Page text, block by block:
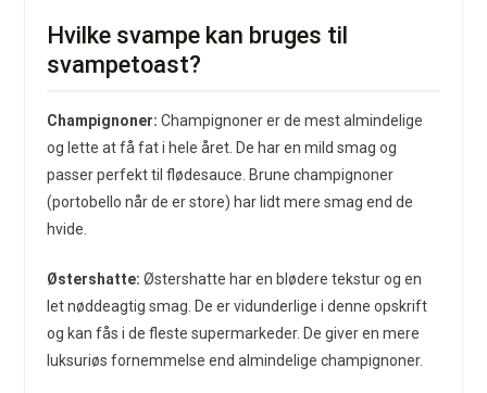
Hvilke svampe kan bruges til
svampetoast?
Champignoner: Champignoner er de mest almindelige
og lette at få fat i hele året. De har en mild smag og
passer perfekt til flødesauce. Brune champignoner
(portobello når de er store) har lidt mere smag end de
hvide.
Østershatte: Østershatte har en blødere tekstur og en
let nøddeagtig smag. De er vidunderlige i denne opskrift
og kan fås i de fleste supermarkeder. De giver en mere
luksuriøs fornemmelse end almindelige champignoner.